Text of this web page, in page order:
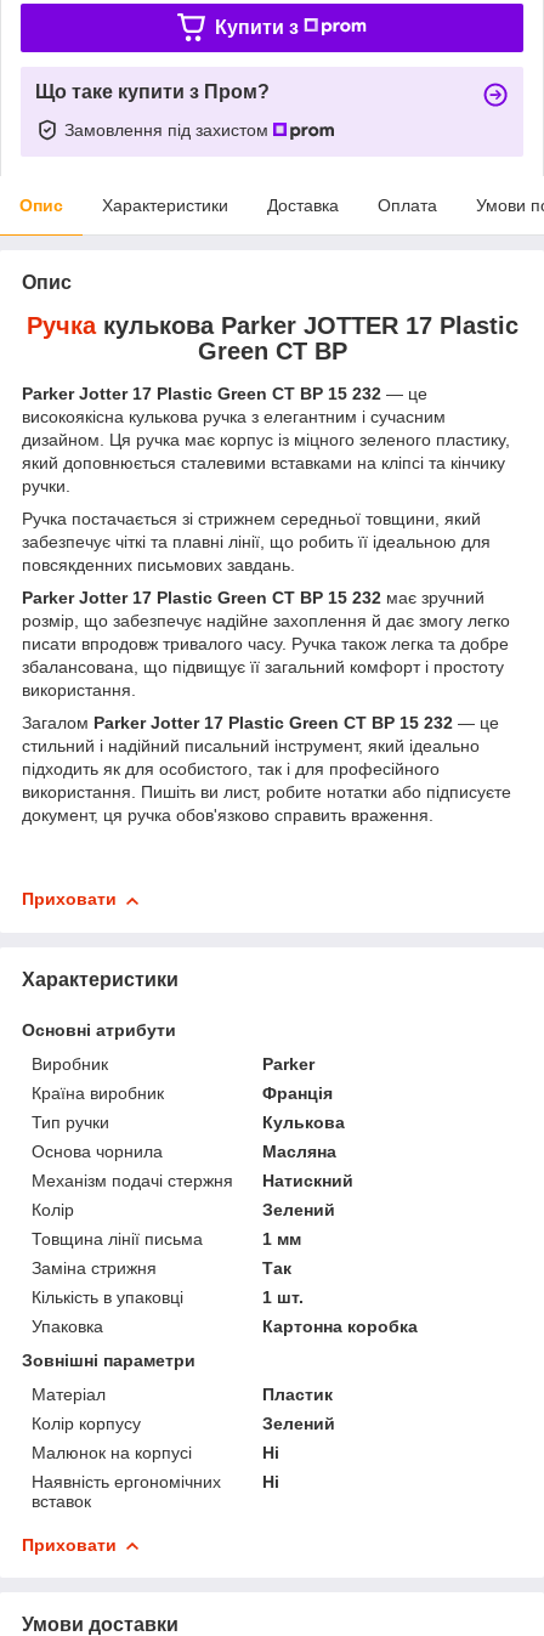
Купити з
Що таке купити з Пром?
Замовлення під захистом
Опис Характеристики Доставка Оплата Умови
Опис
Ручкакулькова Parker JOTTER 17 Plastic
Green CT BP
Parker Jotter 17 Plastic Green CT BP 15 232 — це
високоякісна кулькова ручка з елегантним і сучасним
дизайном. Ця ручка має корпус із міцного зеленого пластику,
який доповнюється сталевими вставками на кліпсі та кінчику
ручки.
Ручка постачається зі стрижнем середньої товщини, який
забезпечує чіткі та плавні лінії, що робить її ідеальною для
повсякденних письмових завдань.
Parker Jotter 17 Plastic Green CT BP 15 232 має зручний
розмір, що забезпечує надійне захоплення й дає змогу легко
писати впродовж тривалого часу. Ручка також легка та добре
збалансована, що підвищує її загальний комфорт і простоту
використання.
Загалом Parker Jotter 17 Plastic Green CT BP 15 232 — це
стильний і надійний писальний інструмент, який ідеально
підходить як для особистого, так і для професійного
використання. Пишіть ви лист, робите нотатки або підписуєте
документ, ця ручка обов'язково справить враження.
Приховати
Характеристики
Основні атрибути
Виробник
Parker
Країна виробник
Франція
Тип ручки
Кулькова
Основа чорнила
Масляна
Механізм подачі стержня
Натискний
Колір
Зелений
Товщина лінії письма
1 мм
Заміна стрижня
Так
Кількість в упаковці
1 шт.
Упаковка
Картонна коробка
Зовнішні параметри
Матеріал
Пластик
Колір корпусу
Зелений
Малюнок на корпусі
Ні
Наявність ергономічних
вставок
Ні
Приховати
Умови доставки